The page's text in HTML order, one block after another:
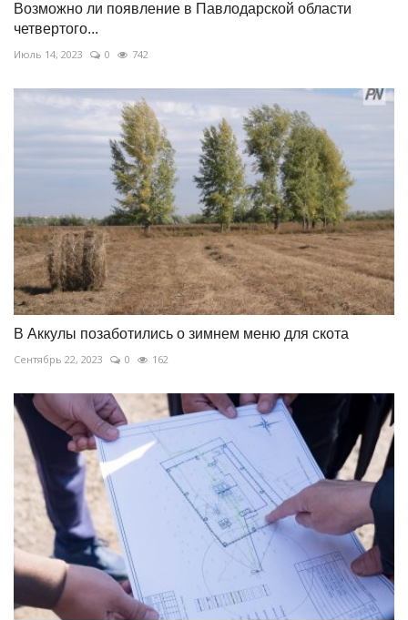
Возможно ли появление в Павлодарской области
четвертого...
Июль 14, 2023 0 742
В Аккулы позаботились о зимнем меню для скота
Сентябрь 22, 2023 0 162